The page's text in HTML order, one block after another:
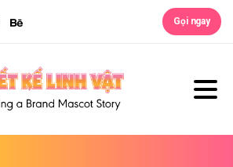
Gọi ngay